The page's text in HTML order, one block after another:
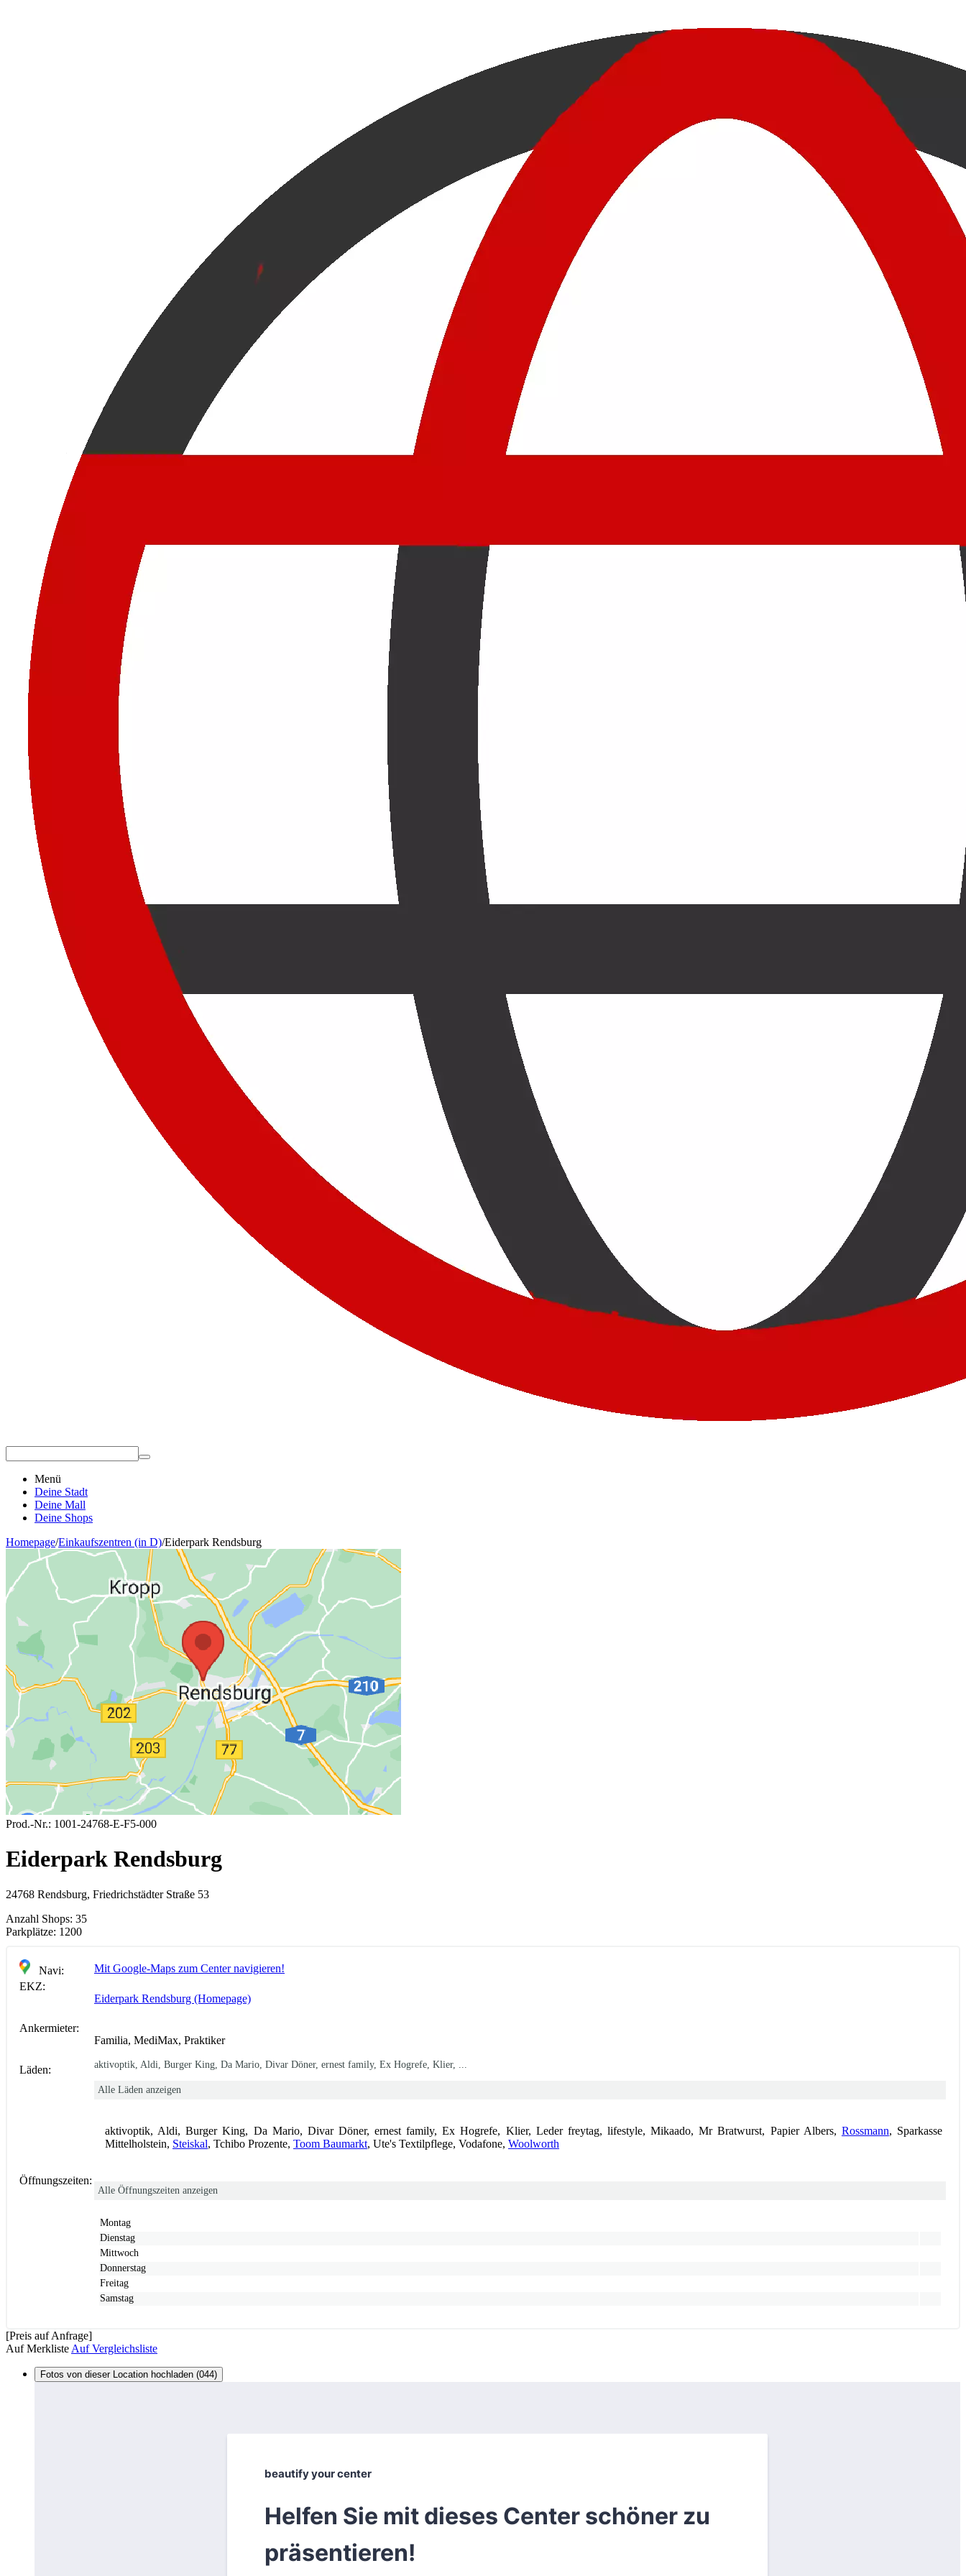
Menü
Deine Stadt
Deine Mall
Deine Shops
Homepage/Einkaufszentren (in D)/Eiderpark Rendsburg
Prod.-Nr.: 1001-24768-E-F5-000
Eiderpark Rendsburg
24768 Rendsburg, Friedrichstädter Straße 53
Anzahl Shops: 35
Parkplätze: 1200
Navi:
Mit Google-Maps zum Center navigieren!
EKZ:
Eiderpark Rendsburg (Homepage)
Ankermieter:
Familia, MediMax, Praktiker
Läden: aktivoptik, Aldi, Burger King, Da Mario, Divar Döner, ernest family, Ex Hogrefe, Klier, ...
Alle Läden anzeigen
aktivoptik, Aldi, Burger King, Da Mario, Divar Döner, ernest family, Ex Hogrefe, Klier, Leder freytag, lifestyle, Mikaado, Mr Bratwurst, Papier Albers, Rossmann, Sparkasse
Mittelholstein, Steiskal, Tchibo Prozente, Toom Baumarkt, Ute's Textilpflege, Vodafone, Woolworth
Öffnungszeiten:
Alle Öffnungszeiten anzeigen
Montag
Dienstag
Mittwoch
Donnerstag
Freitag
Samstag
[Preis auf Anfrage]
Auf Merkliste Auf Vergleichsliste
Fotos von dieser Location hochladen (044)